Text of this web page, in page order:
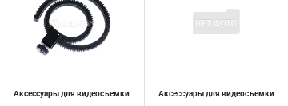
Аксессуары для видеосъемки Аксессуары для видеосъемки